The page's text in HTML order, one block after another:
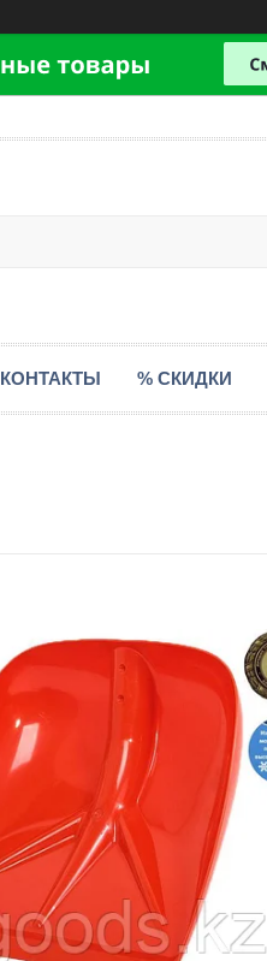
КОНТАКТЫ % СКИДКИ